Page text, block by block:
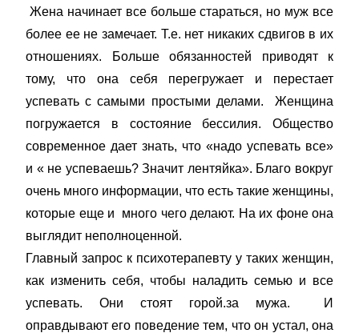
Жена начинает все больше стараться, но муж все
более ее не замечает. Т.е. нет никаких сдвигов в их
отношениях. Больше обязанностей приводят к
тому, что она себя перегружает и перестает
успевать с самыми простыми делами. Женщина
погружается в состояние бессилия. Общество
современное дает знать, что «надо успевать все»
и « не успеваешь? Значит лентяйка». Благо вокруг
очень много информации, что есть такие женщины,
которые еще и много чего делают. На их фоне она
выглядит неполноценной.
Главный запрос к психотерапевту у таких женщин,
как изменить себя, чтобы наладить семью и все
успевать. Они стоят горой.за мужа. И
оправдывают его поведение тем, что он устал, она